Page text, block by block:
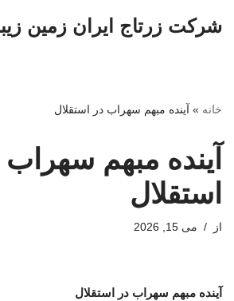
شرکت زرتاج ایران زمین
خانه » آینده مبهم سهراب در استقلال
آینده مبهم سهراب
استقلال
از می 15, 2026
آینده مبهم سهراب در استقلال